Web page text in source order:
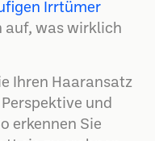
Irrtümer
auf, was wirklich
Ihren Haaransatz
und
erkennen Sie